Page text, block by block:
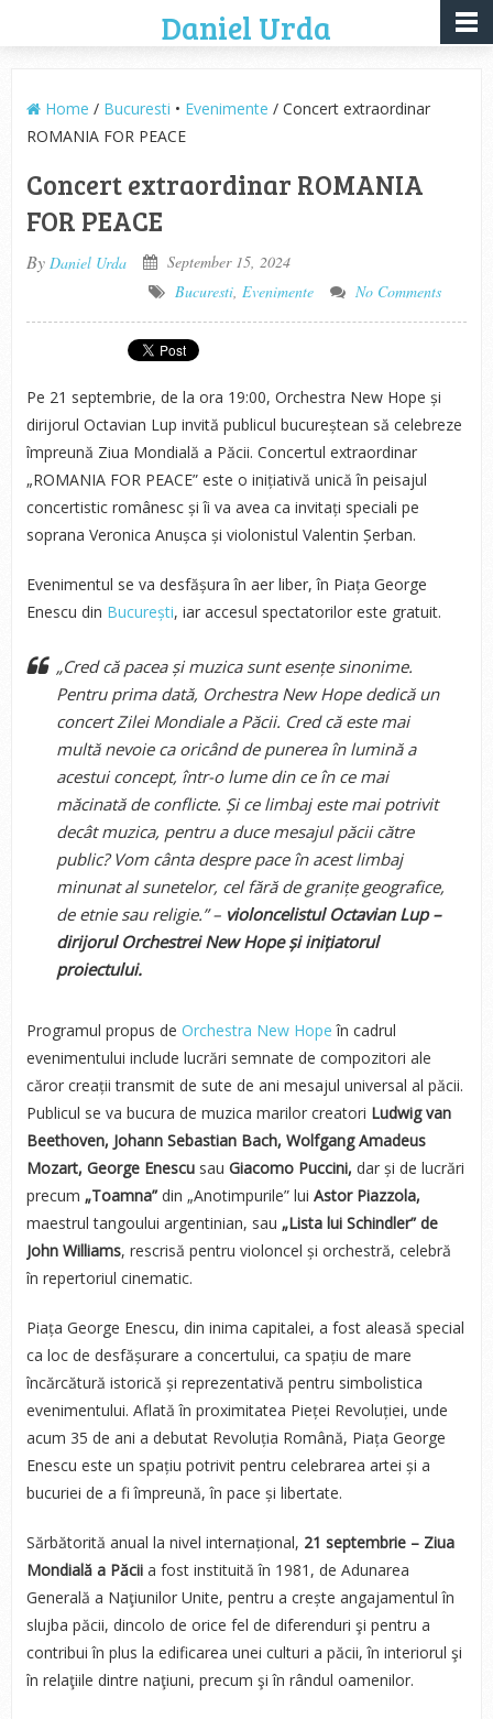
Daniel Urda
Home / Bucuresti • Evenimente / Concert extraordinar
ROMANIA FOR PEACE
Concert extraordinar ROMANIA
FOR PEACE
By Daniel Urda
September 15, 2024
Bucuresti, Evenimente No Comments
Pe 21 septembrie, de la ora 19:00, Orchestra New Hope și
dirijorul Octavian Lup invită publicul bucureștean să celebreze
împreună Ziua Mondială a Păcii. Concertul extraordinar
„ROMANIA FOR PEACE” este o inițiativă unică în peisajul
concertistic românesc și îi va avea ca invitați speciali pe
soprana Veronica Anușca și violonistul Valentin Șerban.
Evenimentul se va desfășura în aer liber, în Piața George
Enescu din București, iar accesul spectatorilor este gratuit.
„Cred că pacea și muzica sunt esențe sinonime.
Pentru prima dată, Orchestra New Hope dedică un
concert Zilei Mondiale a Păcii. Cred că este mai
multă nevoie ca oricând de punerea în lumină a
acestui concept, într-o lume din ce în ce mai
măcinată de conflicte. Și ce limbaj este mai potrivit
decât muzica, pentru a duce mesajul păcii către
public? Vom cânta despre pace în acest limbaj
minunat al sunetelor, cel fără de granițe geografice,
de etnie sau religie.” – violoncelistul Octavian Lup –
dirijorul Orchestrei New Hope și inițiatorul
proiectului.
Programul propus de Orchestra New Hope în cadrul
evenimentului include lucrări semnate de compozitori ale
căror creații transmit de sute de ani mesajul universal al păcii.
Publicul se va bucura de muzica marilor creatori Ludwig van
Beethoven, Johann Sebastian Bach, Wolfgang Amadeus
Mozart, George Enescu sau Giacomo Puccini, dar și de lucrări
precum „Toamna”din „Anotimpurile” lui Astor Piazzola,
maestrul tangoului argentinian, sau „Lista lui Schindler” de
John Williams, rescrisă pentru violoncel și orchestră, celebră
în repertoriul cinematic.
Piața George Enescu, din inima capitalei, a fost aleasă special
ca loc de desfășurare a concertului, ca spațiu de mare
încărcătură istorică și reprezentativă pentru simbolistica
evenimentului. Aflată în proximitatea Pieței Revoluției, unde
acum 35 de ani a debutat Revoluția Română, Piața George
Enescu este un spațiu potrivit pentru celebrarea artei și a
bucuriei de a fi împreună, în pace și libertate.
Sărbătorită anual la nivel internațional, 21 septembrie – Ziua
Mondială a Păciia fost instituită în 1981, de Adunarea
Generală a Naţiunilor Unite, pentru a crește angajamentul în
slujba păcii, dincolo de orice fel de diferenduri şi pentru a
contribui în plus la edificarea unei culturi a păcii, în interiorul şi
în relaţiile dintre naţiuni, precum şi în rândul oamenilor.